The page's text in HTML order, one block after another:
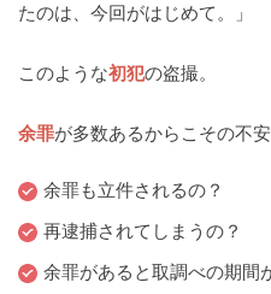
福岡 佐賀 長崎 熊本
沖縄
窃盗 詐欺
たのは、今回がはじめて。」
このような初犯の盗撮。
余罪が多数あるからこその不安
余罪も立件されるの？
再逮捕されてしまうの？
余罪があると取調べの期間